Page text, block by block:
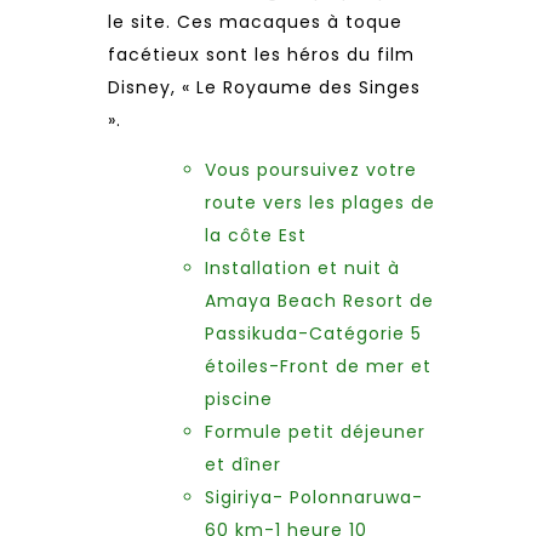
le site. Ces macaques à toque
facétieux sont les héros du film
Disney, « Le Royaume des Singes
».
Vous poursuivez votre
route vers les plages de
la côte Est
Installation et nuit à
Amaya Beach Resort de
Passikuda-Catégorie 5
étoiles-Front de mer et
piscine
Formule petit déjeuner
et dîner
Sigiriya- Polonnaruwa-
60 km-1 heure 10